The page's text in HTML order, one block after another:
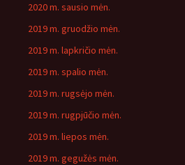
2020 m. sausio mėn.
2019 m. gruodžio mėn.
2019 m. lapkričio mėn.
2019 m. spalio mėn.
2019 m. rugsėjo mėn.
2019 m. rugpjūčio mėn.
2019 m. liepos mėn.
2019 m. gegužės mėn.